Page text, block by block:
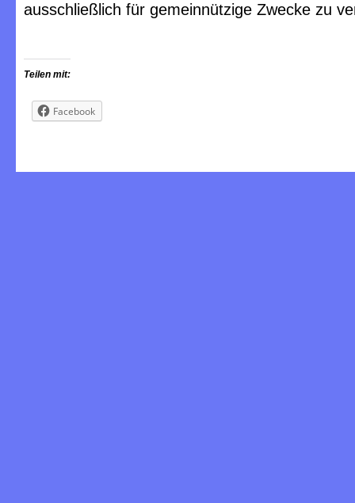
ausschließlich für gemeinnützige Zwecke zu
Teilen mit:
Facebook